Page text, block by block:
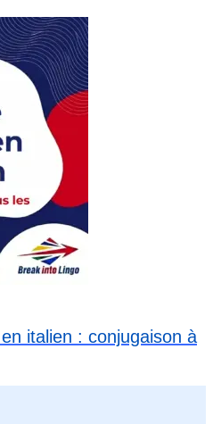
italien : conjugaison à